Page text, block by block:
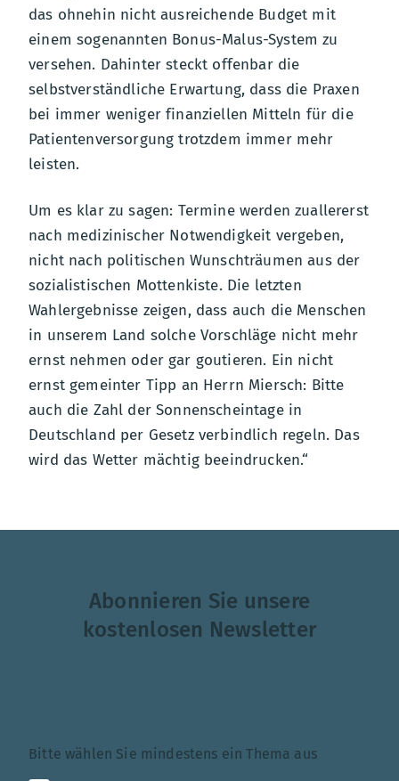
das ohnehin nicht ausreichende Budget mit
einem sogenannten Bonus-Malus-System zu
versehen. Dahinter steckt offenbar die
selbstverständliche Erwartung, dass die Praxen
bei immer weniger finanziellen Mitteln für die
Patientenversorgung trotzdem immer mehr
leisten.
Um es klar zu sagen: Termine werden zuallererst
nach medizinischer Notwendigkeit vergeben,
nicht nach politischen Wunschträumen aus der
sozialistischen Mottenkiste. Die letzten
Wahlergebnisse zeigen, dass auch die Menschen
in unserem Land solche Vorschläge nicht mehr
ernst nehmen oder gar goutieren. Ein nicht
ernst gemeinter Tipp an Herrn Miersch: Bitte
auch die Zahl der Sonnenscheintage in
Deutschland per Gesetz verbindlich regeln. Das
wird das Wetter mächtig beeindrucken.“
Abonnieren Sie unsere
kostenlosen Newsletter
Bitte wählen Sie mindestens ein Thema aus